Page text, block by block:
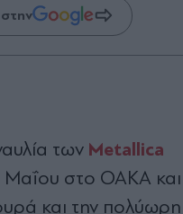
των Metallica
στο ΟΑΚΑ και
και την πολύωρη